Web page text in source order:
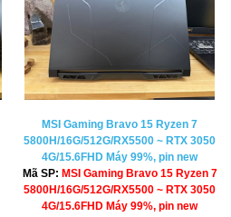
MSI Gaming Bravo 15 Ryzen 7
5800H/16G/512G/RX5500 ~ RTX 3050
4G/15.6FHD Máy 99%, pin new
Mã SP: MSI Gaming Bravo 15 Ryzen 7
5800H/16G/512G/RX5500 ~ RTX 3050
4G/15.6FHD Máy 99%, pin new